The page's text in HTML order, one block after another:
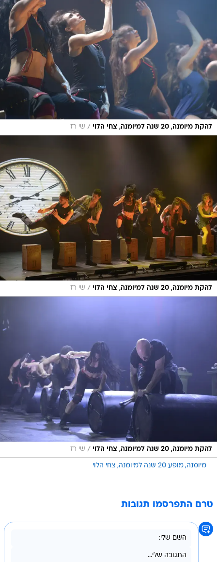
להקת מיומנה, 20 שנה למיומנה, צחי הלוי / שי רז
להקת מיומנה, 20 שנה למיומנה, צחי הלוי / שי רז
להקת מיומנה, 20 שנה למיומנה, צחי הלוי / שי רז
מיומנה מופע 20 שנה למיומנה צחי הלוי
טרם התפרסמו תגובות